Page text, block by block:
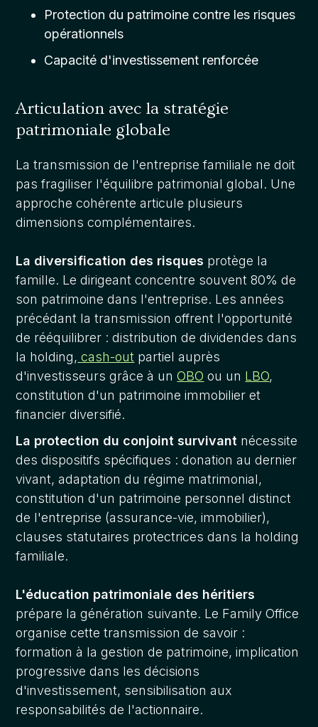
Protection du patrimoine contre les risques
opérationnels
Capacité d'investissement renforcée
Articulation avec la stratégie
patrimoniale globale
La transmission de l'entreprise familiale ne doit
pas fragiliser l'équilibre patrimonial global. Une
approche cohérente articule plusieurs
dimensions complémentaires.
La diversification des risques protège la
famille. Le dirigeant concentre souvent 80% de
son patrimoine dans l'entreprise. Les années
précédant la transmission offrent l'opportunité
de rééquilibrer : distribution de dividendes dans
la holding, cash-out partiel auprès
d'investisseurs grâce à unOBO ou un LBO,
constitution d'un patrimoine immobilier et
financier diversifié.
La protection du conjoint survivant nécessite
des dispositifs spécifiques : donation au dernier
vivant, adaptation du régime matrimonial,
constitution d'un patrimoine personnel distinct
de l'entreprise (assurance-vie, immobilier),
clauses statutaires protectrices dans la holding
familiale.
L'éducation patrimoniale des héritiers
prépare la génération suivante. Le Family Office
organise cette transmission de savoir :
formation à la gestion de patrimoine, implication
progressive dans les décisions
d'investissement, sensibilisation aux
responsabilités de l'actionnaire.